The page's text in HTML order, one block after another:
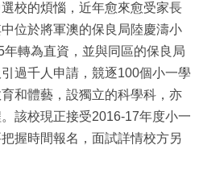
校的煩惱，近年愈來愈受家長
位於將軍澳的保良局陸慶濤小
轉為直資，並與同區的保良局
過千人申請，競逐100個小一學
和體藝，設獨立的科學科，亦
該校現正接受2016-17年度小一
握時間報名，面試詳情校方另